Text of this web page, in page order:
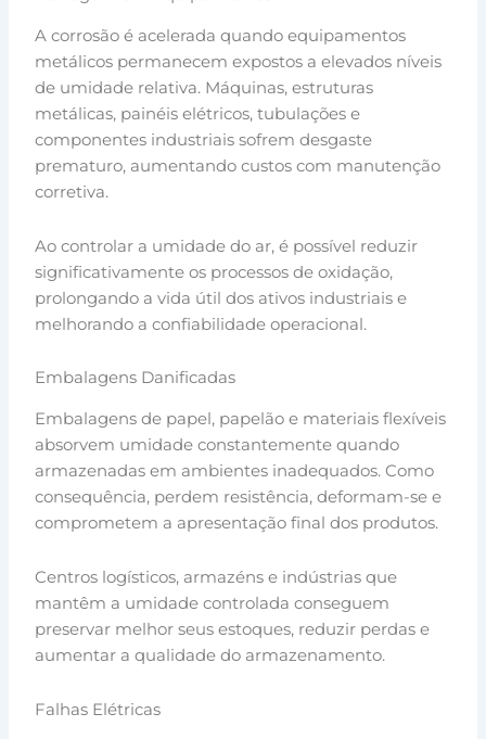
A corrosão é acelerada quando equipamentos
metálicos permanecem expostos a elevados níveis
de umidade relativa. Máquinas, estruturas
metálicas, painéis elétricos, tubulações e
componentes industriais sofrem desgaste
prematuro, aumentando custos com manutenção
corretiva.
Ao controlar a umidade do ar, é possível reduzir
significativamente os processos de oxidação,
prolongando a vida útil dos ativos industriais e
melhorando a confiabilidade operacional.
Embalagens Danificadas
Embalagens de papel, papelão e materiais flexíveis
absorvem umidade constantemente quando
armazenadas em ambientes inadequados. Como
consequência, perdem resistência, deformam-se e
comprometem a apresentação final dos produtos.
Centros logísticos, armazéns e indústrias que
mantêm a umidade controlada conseguem
preservar melhor seus estoques, reduzir perdas e
aumentar a qualidade do armazenamento.
Falhas Elétricas